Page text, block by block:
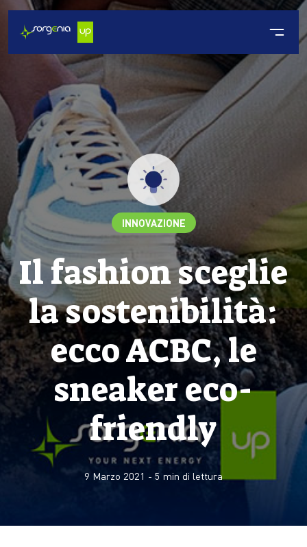
INNOVAZIONE
Il fashion sceglie
la sostenibilità:
ecco ACBC, le
sneaker eco-
friendly
9 Marzo 2021 - 5 min di lettura